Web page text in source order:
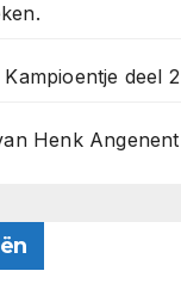
deel 2
Henk Angenent